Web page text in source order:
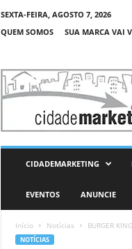
SEXTA-FEIRA, AGOSTO 7, 2026
QUEM SOMOS
SUA MARCA VAI
C
d
CIDADEMARKETING
EVENTOS ANUNCIE
Início Notícias BURGER
NOTÍCIAS